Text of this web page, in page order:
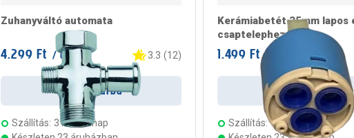
Zuhanyváltó automata
4.299 Ft / darab 3.3 (12)
Kosárba
Szállítás: 3 munkanap
Kerámiabetét 35mm lapos
csaptelephez
1.499 Ft / darab
Kosárba
Szállítás: 3 munkanap